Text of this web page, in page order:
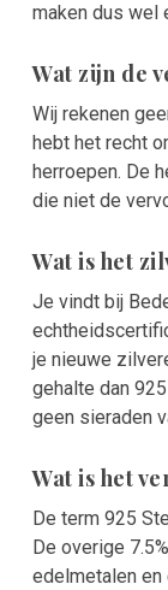
maken dus wel
Wat zijn de
Wij rekenen
hebt het recht
herroepen. De
die niet de
Wat is het
Je vindt bij
je nieuwe
gehalte dan
geen sieraden
Wat is het
De term 925
De overige
edelmetalen en